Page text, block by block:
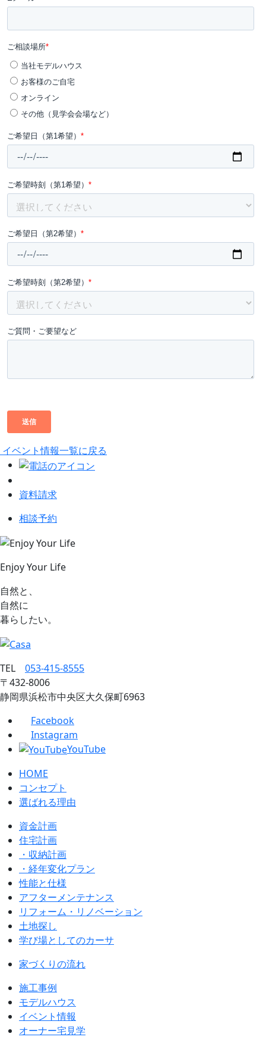
イベント情報一覧に戻る
資料請求
相談予約
Enjoy Your Life
自然と、
自然に
暮らしたい。
TEL 053‐415‐8555
〒432‐8006
静岡県浜松市中央区大久保町6963
Facebook
Instagram
YouTube
HOME
コンセプト
選ばれる理由
資金計画
住宅計画
・収納計画
・経年変化プラン
性能と仕様
アフターメンテナンス
リフォーム・リノベーション
土地探し
学び場としてのカーサ
家づくりの流れ
施工事例
モデルハウス
イベント情報
オーナー宅見学